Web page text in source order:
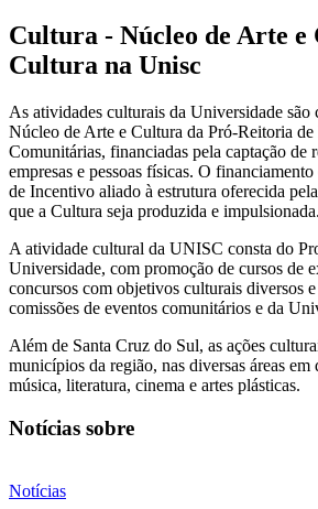
Cultura - Núcleo de Arte
Cultura na Unisc
As atividades culturais da Universidade são
Núcleo de Arte e Cultura da Pró-Reitoria de
Comunitárias, financiadas pela captação de
empresas e pessoas físicas. O
de Incentivo aliado à estrutura oferecida
que a Cultura seja produzida e impulsionada.
A atividade cultural da UNISC consta do
Universidade, com promoção de cursos de
concursos com objetivos culturais diversos
comissões de eventos comunitários e da
Além de Santa Cruz do Sul, as ações
municípios da região, nas diversas áreas em
música, literatura, cinema e artes plásticas.
Notícias sobre
Notícias